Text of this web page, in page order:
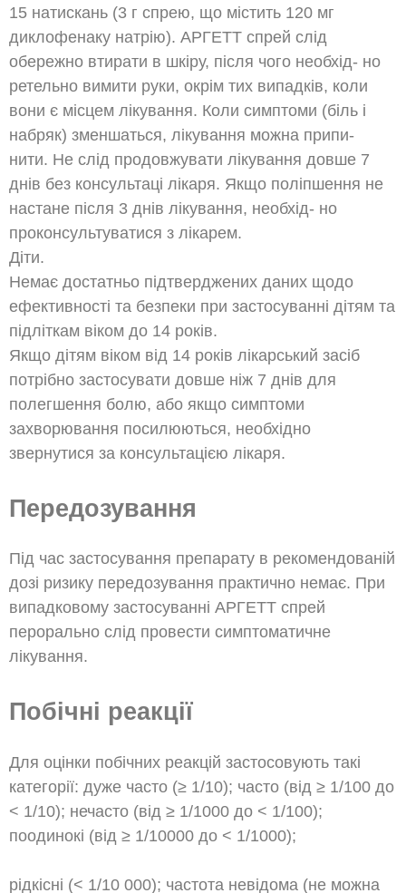
15 натискань (3 г спрею, що містить 120 мг
диклофенаку натрію). АРГЕТТ спрей слід
обережно втирати в шкіру, після чого необхід- но
ретельно вимити руки, окрім тих випадків, коли
вони є місцем лікування. Коли симптоми (біль і
набряк) зменшаться, лікування можна припи-
нити. Не слід продовжувати лікування довше 7
днів без консультаці лікаря. Якщо поліпшення не
настане після 3 днів лікування, необхід- но
проконсультуватися з лікарем.
Діти.
Немає достатньо підтверджених даних щодо
ефективності та безпеки при застосуванні дітям та
підліткам віком до 14 років.
Якщо дітям віком від 14 років лікарський засіб
потрібно застосувати довше ніж 7 днів для
полегшення болю, або якщо симптоми
захворювання посилюються, необхідно
звернутися за консультацією лікаря.
Передозування
Під час застосування препарату в рекомендованій
дозі ризику передозування практично немає. При
випадковому застосуванні АРГЕТТ спрей
перорально слід провести симптоматичне
лікування.
Побічні реакції
Для оцінки побічних реакцій застосовують такі
категорії: дуже часто (≥ 1/10); часто (від ≥ 1/100 до
< 1/10); нечасто (від ≥ 1/1000 до < 1/100);
поодинокі (від ≥ 1/10000 до < 1/1000);
рідкісні (< 1/10 000); частота невідома (не можна